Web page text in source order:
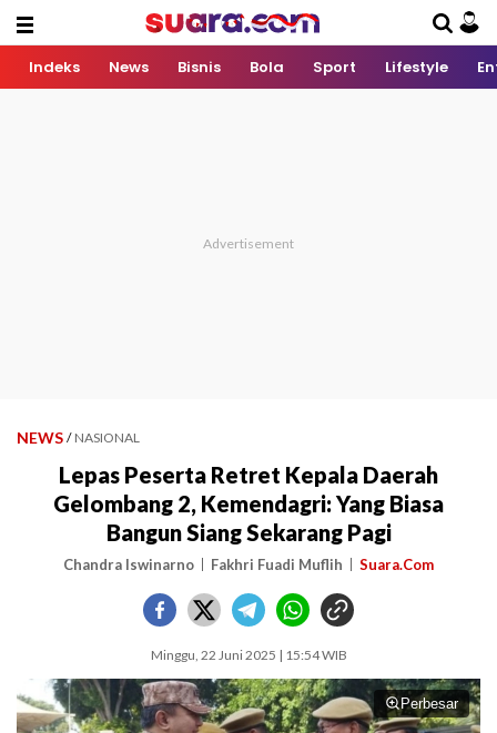
Indeks News Bisnis Bola Sport Lifestyle
NEWS / NASIONAL
Lepas Peserta Retret Kepala Daerah
Gelombang 2, Kemendagri: Yang Biasa
Bangun Siang Sekarang Pagi
Chandra Iswinarno Fakhri Fuadi Muflih Suara.Com
Minggu, 22 Juni 2025 | 15:54 WIB
Perbesar